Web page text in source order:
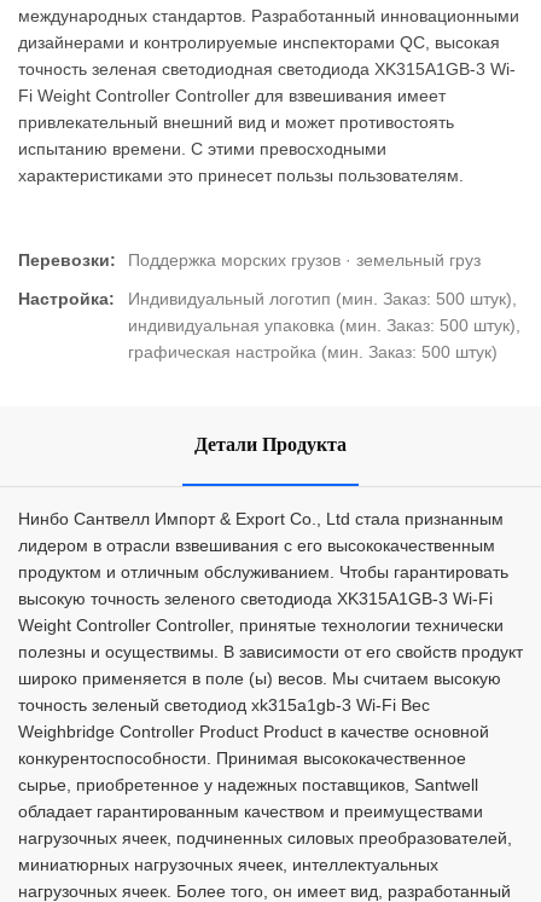
международных стандартов. Разработанный инновационными
дизайнерами и контролируемые инспекторами QC, высокая
точность зеленая светодиодная светодиода XK315A1GB-3 Wi-
Fi Weight Controller Controller для взвешивания имеет
привлекательный внешний вид и может противостоять
испытанию времени. С этими превосходными
характеристиками это принесет пользы пользователям.
Перевозки:
Поддержка морских грузов · земельный груз
Настройка:
Индивидуальный логотип (мин. Заказ: 500 штук),
индивидуальная упаковка (мин. Заказ: 500 штук),
графическая настройка (мин. Заказ: 500 штук)
Детали Продукта
Нинбо Сантвелл Импорт & Export Co., Ltd стала признанным
лидером в отрасли взвешивания с его высококачественным
продуктом и отличным обслуживанием. Чтобы гарантировать
высокую точность зеленого светодиода XK315A1GB-3 Wi-Fi
Weight Controller Controller, принятые технологии технически
полезны и осуществимы. В зависимости от его свойств продукт
широко применяется в поле (ы) весов. Мы считаем высокую
точность зеленый светодиод xk315a1gb-3 Wi-Fi Вес
Weighbridge Controller Product Product в качестве основной
конкурентоспособности. Принимая высококачественное
сырье, приобретенное у надежных поставщиков, Santwell
обладает гарантированным качеством и преимуществами
нагрузочных ячеек, подчиненных силовых преобразователей,
миниатюрных нагрузочных ячеек, интеллектуальных
нагрузочных ячеек. Более того, он имеет вид, разработанный